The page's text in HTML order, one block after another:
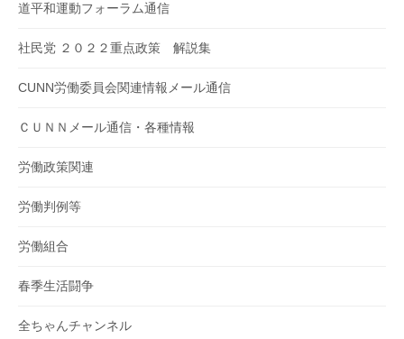
道平和運動フォーラム通信
社民党 ２０２２重点政策 解説集
CUNN労働委員会関連情報メール通信
ＣＵＮＮメール通信・各種情報
労働政策関連
労働判例等
労働組合
春季生活闘争
全ちゃんチャンネル